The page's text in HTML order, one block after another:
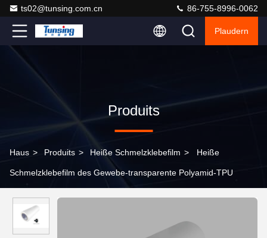
ts02@tunsing.com.cn 86-755-8996-0062
Plaudern
Produits
Haus > Produits > Heiße Schmelzklebefilm > Heiße
Schmelzklebefilm des Gewebe-transparente Polyamid-TPU